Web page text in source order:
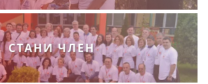
СТАНИ ЧЛЕН